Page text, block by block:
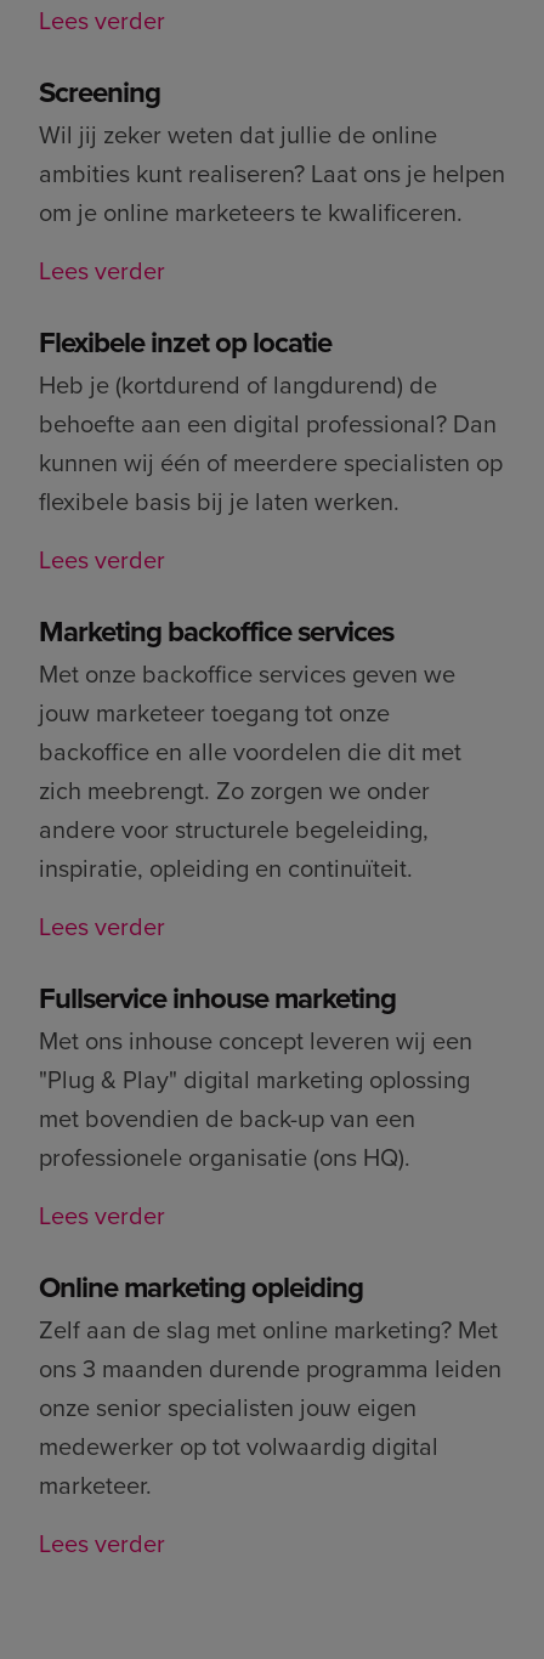
Lees verder
Screening
Wil jij zeker weten dat jullie de online
ambities kunt realiseren? Laat ons je helpen
om je online marketeers te kwalificeren.
Lees verder
Flexibele inzet op locatie
Heb je (kortdurend of langdurend) de
behoefte aan een digital professional? Dan
kunnen wij één of meerdere specialisten op
flexibele basis bij je laten werken.
Lees verder
Marketing backoffice services
Met onze backoffice services geven we
jouw marketeer toegang tot onze
backoffice en alle voordelen die dit met
zich meebrengt. Zo zorgen we onder
andere voor structurele begeleiding,
inspiratie, opleiding en continuïteit.
Lees verder
Fullservice inhouse marketing
Met ons inhouse concept leveren wij een
"Plug & Play" digital marketing oplossing
met bovendien de back-up van een
professionele organisatie (ons HQ).
Lees verder
Online marketing opleiding
Zelf aan de slag met online marketing? Met
ons 3 maanden durende programma leiden
onze senior specialisten jouw eigen
medewerker op tot volwaardig digital
marketeer.
Lees verder